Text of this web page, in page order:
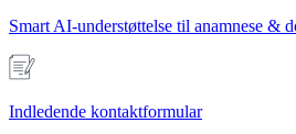
Smart AI-understøttelse til anamnese &
Indledende kontaktformular